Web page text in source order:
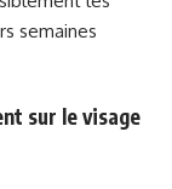
semaines
sur le visage